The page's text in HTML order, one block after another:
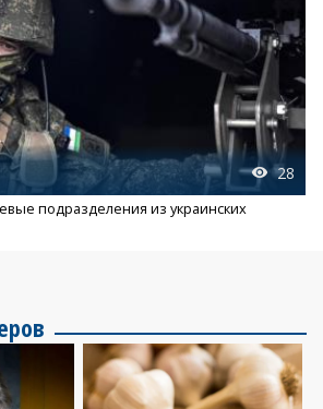
28
подразделения из украинских